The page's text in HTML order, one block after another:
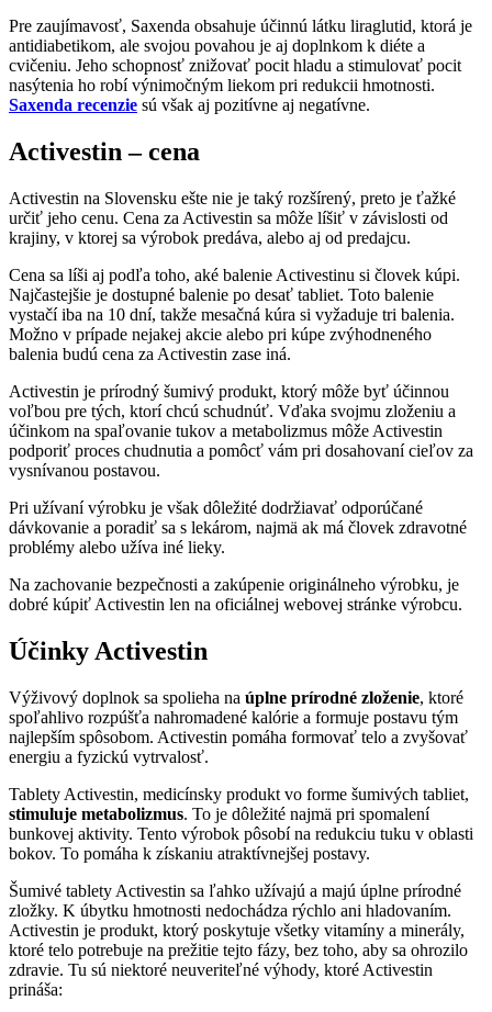
Pre zaujímavosť, Saxenda obsahuje účinnú látku liraglutid, ktorá je
antidiabetikom, ale svojou povahou je aj doplnkom k diéte a
cvičeniu. Jeho schopnosť znižovať pocit hladu a stimulovať pocit
nasýtenia ho robí výnimočným liekom pri redukcii hmotnosti.
Saxenda recenzie sú však aj pozitívne aj negatívne.
Activestin – cena
Activestin na Slovensku ešte nie je taký rozšírený, preto je ťažké
určiť jeho cenu. Cena za Activestin sa môže líšiť v závislosti od
krajiny, v ktorej sa výrobok predáva, alebo aj od predajcu.
Cena sa líši aj podľa toho, aké balenie Activestinu si človek kúpi.
Najčastejšie je dostupné balenie po desať tabliet. Toto balenie
vystačí iba na 10 dní, takže mesačná kúra si vyžaduje tri balenia.
Možno v prípade nejakej akcie alebo pri kúpe zvýhodneného
balenia budú cena za Activestin zase iná.
Activestin je prírodný šumivý produkt, ktorý môže byť účinnou
voľbou pre tých, ktorí chcú schudnúť. Vďaka svojmu zloženiu a
účinkom na spaľovanie tukov a metabolizmus môže Activestin
podporiť proces chudnutia a pomôcť vám pri dosahovaní cieľov za
vysnívanou postavou.
Pri užívaní výrobku je však dôležité dodržiavať odporúčané
dávkovanie a poradiť sa s lekárom, najmä ak má človek zdravotné
problémy alebo užíva iné lieky.
Na zachovanie bezpečnosti a zakúpenie originálneho výrobku, je
dobré kúpiť Activestin len na oficiálnej webovej stránke výrobcu.
Účinky Activestin
Výživový doplnok sa spolieha na úplne prírodné zloženie, ktoré
spoľahlivo rozpúšťa nahromadené kalórie a formuje postavu tým
najlepším spôsobom. Activestin pomáha formovať telo a zvyšovať
energiu a fyzickú vytrvalosť.
Tablety Activestin, medicínsky produkt vo forme šumivých tabliet,
stimuluje metabolizmus. To je dôležité najmä pri spomalení
bunkovej aktivity. Tento výrobok pôsobí na redukciu tuku v oblasti
bokov. To pomáha k získaniu atraktívnejšej postavy.
Šumivé tablety Activestin sa ľahko užívajú a majú úplne prírodné
zložky. K úbytku hmotnosti nedochádza rýchlo ani hladovaním.
Activestin je produkt, ktorý poskytuje všetky vitamíny a minerály,
ktoré telo potrebuje na prežitie tejto fázy, bez toho, aby sa ohrozilo
zdravie. Tu sú niektoré neuveriteľné výhody, ktoré Activestin
prináša: